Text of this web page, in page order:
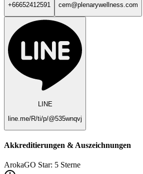
+66652412591
cem@plenarywellness.com
LINE
line.me/R/ti/p/@535wnqvj
Akkreditierungen & Auszeichnungen
ArokaGO Star: 5 Sterne